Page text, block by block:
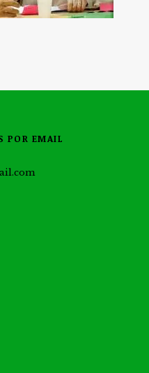
POR EMAIL